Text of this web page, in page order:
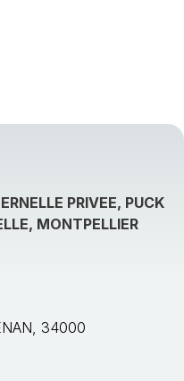
PRIVEE, PUCK
MONTPELLIER
34000